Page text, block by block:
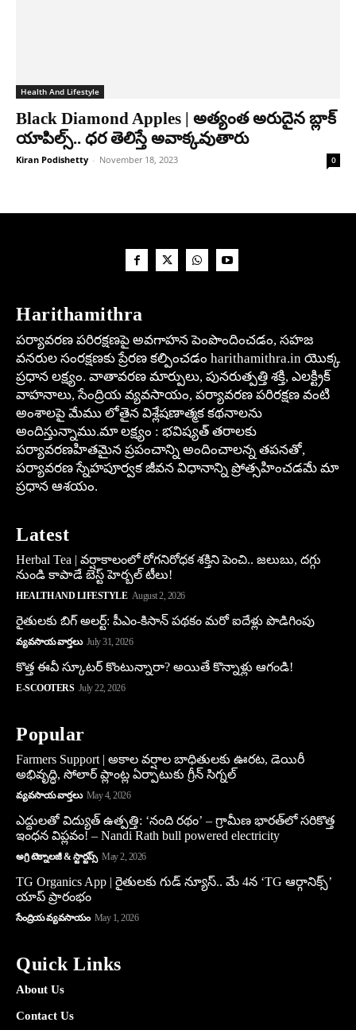
Health And Lifestyle
Black Diamond Apples | అత్యంత అరుదైన బ్లాక్‌
యాపిల్స్‌.. ధర తెలిస్తే అవాక్కవుతారు
Kiran Podishetty - November 18, 2023 0
Harithamithra
పర్యావరణ పరిరక్షణపై అవగాహన పెంపొందించడం, సహజ
వనరుల సంరక్షణకు ప్రేరణ కల్పించడం harithamithra.in యొక్క
ప్రధాన లక్ష్యం. వాతావరణ మార్పులు, పునరుత్పత్తి శక్తి, ఎలక్ట్రిక్
వాహనాలు, సేంద్రియ వ్యవసాయం, పర్యావరణ పరిరక్షణ వంటి
అంశాలపై మేము లోతైన విశ్లేషణాత్మక కథనాలను
అందిస్తున్నాము.మా లక్ష్యం : భవిష్యత్ తరాలకు
పర్యావరణహితమైన ప్రపంచాన్ని అందించాలన్న తపనతో,
పర్యావరణ స్నేహపూర్వక జీవన విధానాన్ని ప్రోత్సహించడమే మా
ప్రధాన ఆశయం.
Latest
Herbal Tea | వర్షాకాలంలో రోగనిరోధక శక్తిని పెంచి.. జలుబు, దగ్గు
నుండి కాపాడే బెస్ట్ హెర్బల్ టీలు!
HEALTH AND LIFESTYLE August 2, 2026
రైతులకు బిగ్ అలర్ట్: పీఎం-కిసాన్ పథకం మరో ఐదేళ్లు పొడిగింపు
వ్యవసాయ వార్తలు July 31, 2026
కొత్త ఈవీ స్కూట‌ర్ కొంటున్నారా? అయితే కొన్నాళ్లు ఆగండి!
E-SCOOTERS July 22, 2026
Popular
Farmers Support | అకాల వర్షాల బాధితులకు ఊరట, డెయిరీ
అభివృద్ధి, సోలార్ ప్లాంట్ల ఏర్పాటుకు గ్రీన్‌ సిగ్నల్
వ్యవసాయ వార్తలు May 4, 2026
ఎద్దులతో విద్యుత్ ఉత్పత్తి: ‘నంది రథం’ – గ్రామీణ భారత్‌లో సరికొత్త
ఇంధన విప్లవం! – Nandi Rath bull powered electricity
అగ్రి టెక్నాలజీ & స్టార్టప్స్ May 2, 2026
TG Organics App | రైతులకు గుడ్ న్యూస్.. మే 4న ‘TG ఆర్గానిక్స్’
యాప్ ప్రారంభం
సేంద్రియ వ్యవసాయం May 1, 2026
Quick Links
About Us
Contact Us